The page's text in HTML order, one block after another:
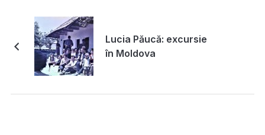
Lucia Păucă: excursie
în Moldova